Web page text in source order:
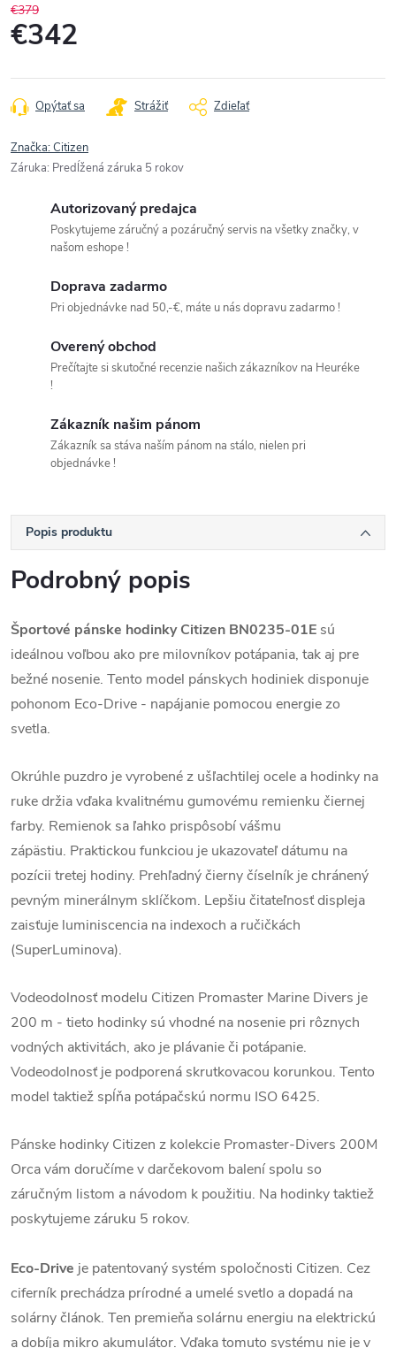
€379
€342
cena:
Opýtať sa Strážiť Zdieľať
Značka:Citizen
Záruka: Predĺžená záruka 5 rokov
Autorizovaný predajca
Poskytujeme záručný a pozáručný servis na všetky značky, v
našom eshope !
Doprava zadarmo
Pri objednávke nad 50,-€, máte u nás dopravu zadarmo !
Overený obchod
Prečítajte si skutočné recenzie našich zákazníkov na Heuréke
!
Zákazník našim pánom
Zákazník sa stáva naším pánom na stálo, nielen pri
objednávke !
Popis produktu
Podrobný popis
Športové pánske hodinky Citizen BN0235-01E sú
ideálnou voľbou ako pre milovníkov potápania, tak aj pre
bežné nosenie. Tento model pánskych hodiniek disponuje
pohonom Eco-Drive - napájanie pomocou energie zo
svetla.
Okrúhle puzdro je vyrobené z ušľachtilej ocele a hodinky na
ruke držia vďaka kvalitnému gumovému remienku čiernej
farby. Remienok sa ľahko prispôsobí vášmu
zápästiu. Praktickou funkciou je ukazovateľ dátumu na
pozícii tretej hodiny. Prehľadný čierny číselník je chránený
pevným minerálnym sklíčkom. Lepšiu čitateľnosť displeja
zaisťuje luminiscencia na indexoch a ručičkách
(SuperLuminova).
Vodeodolnosť modelu Citizen Promaster Marine Divers je
200 m - tieto hodinky sú vhodné na nosenie pri rôznych
vodných aktivitách, ako je plávanie či potápanie.
Vodeodolnosť je podporená skrutkovacou korunkou. Tento
model taktiež spĺňa potápačskú normu ISO 6425.
Pánske hodinky Citizen z kolekcie Promaster-Divers 200M
Orca vám doručíme v darčekovom balení spolu so
záručným listom a návodom k použitiu. Na hodinky taktiež
poskytujeme záruku 5 rokov.
Eco-Drive je patentovaný systém spoločnosti Citizen. Cez
ciferník prechádza prírodné a umelé svetlo a dopadá na
solárny článok. Ten premieňa solárnu energiu na elektrickú
a dobíja mikro akumulátor. Vďaka tomuto systému nie je v